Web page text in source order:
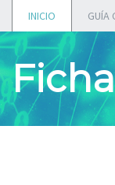
INICIO GUÍA